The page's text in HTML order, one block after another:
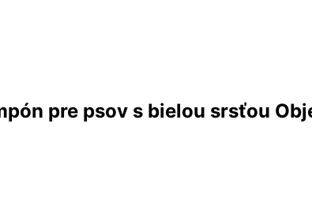
pre psov s bielou srsťou